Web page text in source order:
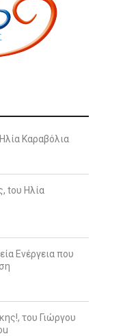
Καραβόλια
tου Ηλία
Ενέργεια που
του Γιώργου